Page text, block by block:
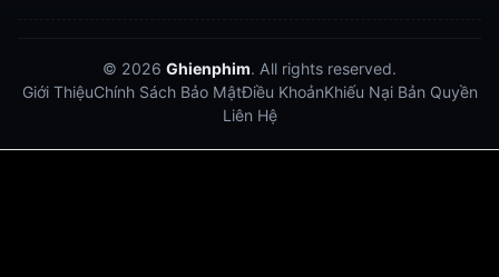
© 2026 Ghienphim. All rights reserved.
Giới ThiệuChính Sách Bảo MậtĐiều KhoảnKhiếu Nại Bản Quyền
Liên Hệ